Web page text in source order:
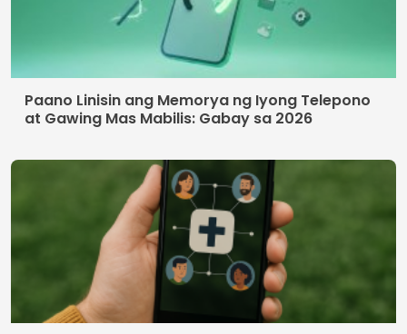
Paano Linisin ang Memorya ng Iyong Telepono
at Gawing Mas Mabilis: Gabay sa 2026